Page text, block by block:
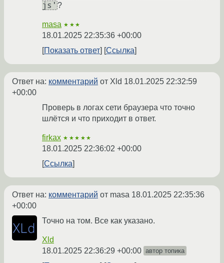
js' ?
masa ★★★
18.01.2025 22:35:36 +00:00
Показать ответ
Ссылка
Ответ на: комментарий от Xld 18.01.2025 22:32:59
+00:00
Проверь в логах сети браузера что точно
шлётся и что приходит в ответ.
firkax ★★★★★
18.01.2025 22:36:02 +00:00
Ссылка
Ответ на: комментарий от masa 18.01.2025 22:35:36
+00:00
Точно на том. Все как указано.
Xld
18.01.2025 22:36:29 +00:00 автор топика